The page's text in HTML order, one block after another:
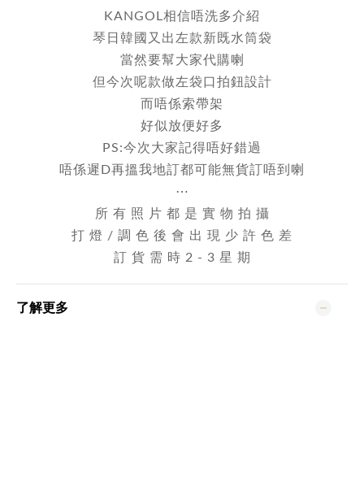
KANGOL相信唔洗多介紹
琴日韓國又出左款新既水筒袋
當然要幫大家代購喇
但今次呢款做左袋口拍鈕設計
而唔係索帶架
好似放便好多
PS:今次大家記得唔好錯過
唔係遲D再搵我地訂都可能無貨訂唔到喇
⋯
所 有 照 片 都 是 實 物 拍 攝
打 燈 / 調 色 後 會 出 現 少 許 色 差
訂 貨 需 時 2 - 3 星 期
了解更多